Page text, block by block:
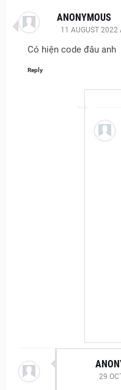
ANONYMOUS
11 AUGUST 2022
Có hiện code đâu anh
Reply
29